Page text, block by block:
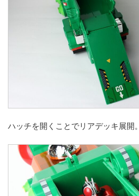
ハッチを開くことでリアデッキ展開。